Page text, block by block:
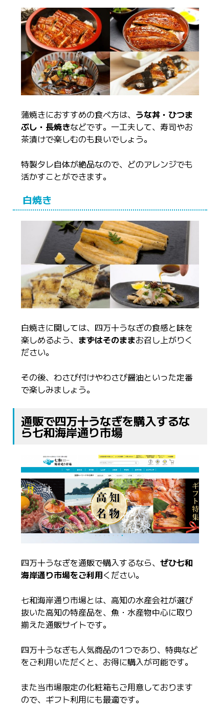
蒲焼きにおすすめの食べ方は、 うな丼・ひつま
ぶし・長焼きなどです。一工夫して、寿司やお
茶漬けで楽しむのも良いでしょう。
特製タレ自体が絶品なので、どのアレンジでも
活かすことができます。
白焼き
白焼きに関しては、四万十うなぎの食感と味を
楽しめるよう、 まずはそのままお召し上がりく
ださい。
その後、わさび付けやわさび醤油といった定番
で楽しみましょう。
通販で四万十うなぎを購入するな
ら七和海岸通り市場
四万十うなぎを通販で購入するなら、 ぜひ七和
海岸通り市場をご利用ください。
七和海岸通り市場とは、高知の水産会社が選び
抜いた高知の特産品を、魚・水産物中心に取り
揃えた通販サイトです。
四万十うなぎも人気商品の1つであり、特典など
をご利用いただくと、お得に購入が可能です。
また当市場限定の化粧箱もご用意しております
ので、ギフト利用にも最適です。